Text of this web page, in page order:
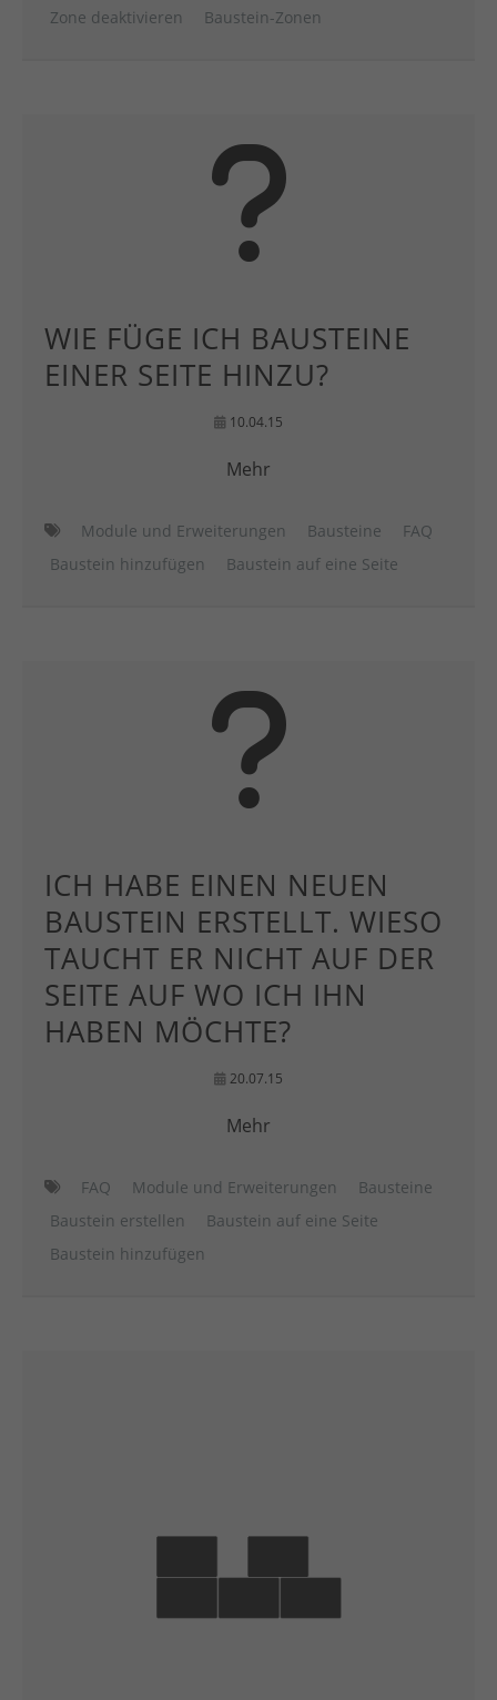
Zone deaktivieren
Baustein-Zonen
WIE FÜGE ICH BAUSTEINE
EINER SEITE HINZU?
10.04.15
Mehr
Module und Erweiterungen Bausteine
FAQ
Baustein hinzufügen
Baustein auf eine Seite
ICH HABE EINEN NEUEN
BAUSTEIN ERSTELLT. WIESO
TAUCHT ER NICHT AUF DER
SEITE AUF WO ICH IHN
HABEN MÖCHTE?
20.07.15
Mehr
FAQ Module und Erweiterungen
Bausteine
Baustein erstellen
Baustein auf eine Seite
Baustein hinzufügen